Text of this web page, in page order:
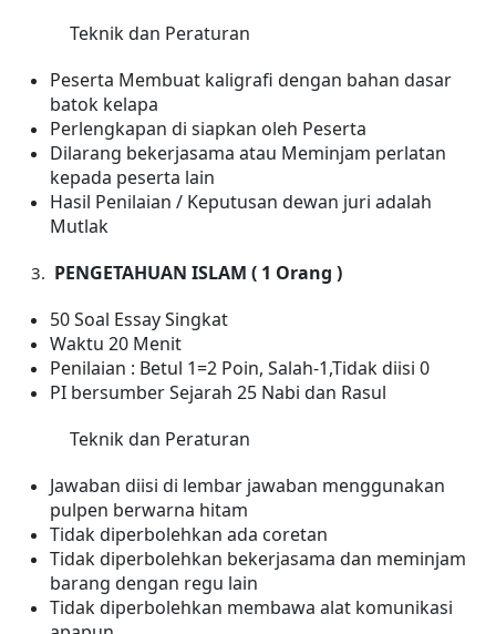
Teknik dan Peraturan
Peserta Membuat kaligrafi dengan bahan dasar
batok kelapa
Perlengkapan di siapkan oleh Peserta
Dilarang bekerjasama atau Meminjam perlatan
kepada peserta lain
Hasil Penilaian / Keputusan dewan juri adalah
Mutlak
PENGETAHUAN ISLAM ( 1 Orang )
50 Soal Essay Singkat
Waktu 20 Menit
Penilaian : Betul 1=2 Poin, Salah-1,Tidak diisi 0
PI bersumber Sejarah 25 Nabi dan Rasul
Teknik dan Peraturan
Jawaban diisi di lembar jawaban menggunakan
pulpen berwarna hitam
Tidak diperbolehkan ada coretan
Tidak diperbolehkan bekerjasama dan meminjam
barang dengan regu lain
Tidak diperbolehkan membawa alat komunikasi